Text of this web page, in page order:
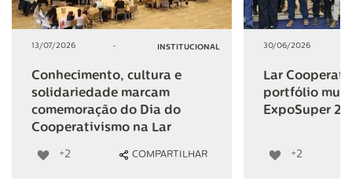
13/07/2026 - INSTITUCIONAL
Conhecimento, cultura e
solidariedade marcam
comemoração do Dia do
Cooperativismo na Lar
+2 COMPARTILHAR
30/06/2026
Lar
portfólio
ExpoSuper
+2